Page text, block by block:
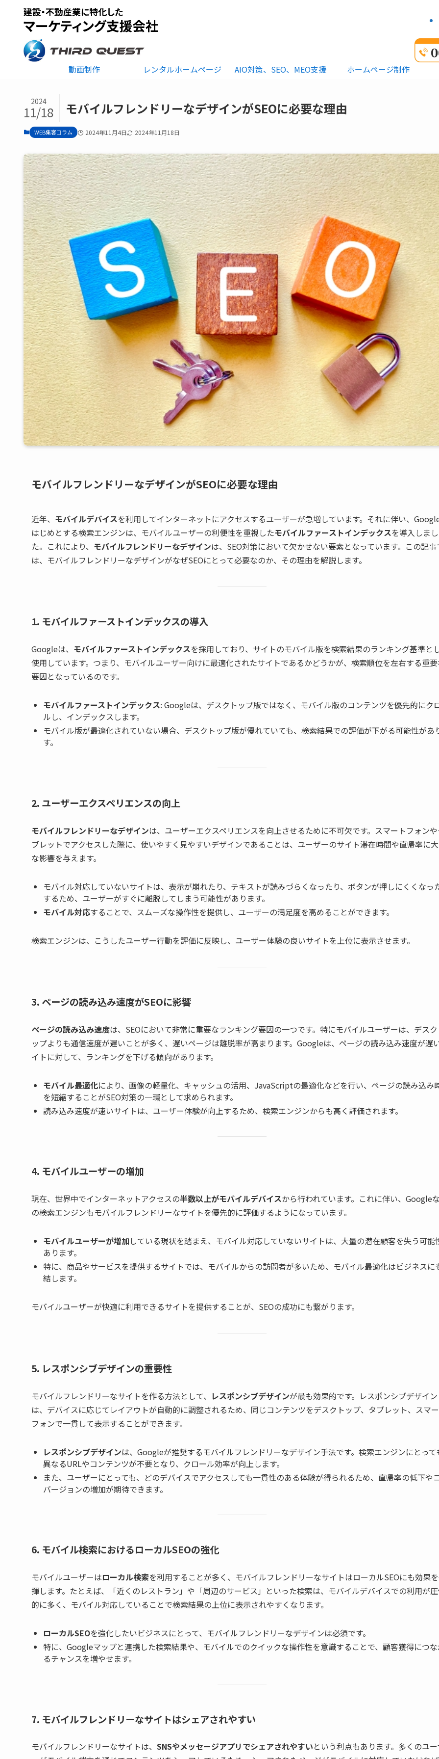
動画制作 レンタルホームページ AIO対策、SEO、MEO支援 ホームページ制作
モバイルフレンドリーなデザインがSEOに必要な理由
2024
11/18
WEB集客コラム 2024年11月4日 2024年11月18日
モバイルフレンドリーなデザインがSEOに必要な理由
近年、 モバイルデバイスを利用してインターネットにアクセスするユーザーが急増しています。それに伴い、
はじめとする検索エンジンは、モバイルユーザーの利便性を重視したモバイルファーストインデックスを導入しまし
た。これにより、 モバイルフレンドリーなデザインは、SEO対策において欠かせない要素となっています。この記事
は、モバイルフレンドリーなデザインがなぜSEOにとって必要なのか、その理由を解説します。
1. モバイルファーストインデックスの導入
Googleは、 モバイルファーストインデックスを採用しており、サイトのモバイル版を検索結果のランキング基準と
使用しています。つまり、モバイルユーザー向けに最適化されたサイトであるかどうかが、検索順位を左右する重
要因となっているのです。
モバイルファーストインデックス: Googleは、デスクトップ版ではなく、モバイル版のコンテンツを優先的にク
ルし、インデックスします。
モバイル版が最適化されていない場合、デスクトップ版が優れていても、検索結果での評価が下がる可能性があ
す。
2. ユーザーエクスペリエンスの向上
モバイルフレンドリーなデザインは、ユーザーエクスペリエンスを向上させるために不可欠です。スマートフォンや
ブレットでアクセスした際に、使いやすく見やすいデザインであることは、ユーザーのサイト滞在時間や直帰率に
な影響を与えます。
モバイル対応していないサイトは、表示が崩れたり、テキストが読みづらくなったり、ボタンが押しにくくなっ
するため、ユーザーがすぐに離脱してしまう可能性があります。
モバイル対応することで、スムーズな操作性を提供し、ユーザーの満足度を高めることができます。
検索エンジンは、こうしたユーザー行動を評価に反映し、ユーザー体験の良いサイトを上位に表示させます。
3. ページの読み込み速度がSEOに影響
ページの読み込み速度は、SEOにおいて非常に重要なランキング要因の一つです。特にモバイルユーザーは、デスク
ップよりも通信速度が遅いことが多く、遅いページは離脱率が高まります。Googleは、ページの読み込み速度が遅
イトに対して、ランキングを下げる傾向があります。
モバイル最適化により、画像の軽量化、キャッシュの活用、JavaScriptの最適化などを行い、ページの読み込み
を短縮することがSEO対策の一環として求められます。
読み込み速度が速いサイトは、ユーザー体験が向上するため、検索エンジンからも高く評価されます。
4. モバイルユーザーの増加
現在、世界中でインターネットアクセスの半数以上がモバイルデバイスから行われています。これに伴い、Google
の検索エンジンもモバイルフレンドリーなサイトを優先的に評価するようになっています。
モバイルユーザーが増加している現状を踏まえ、モバイル対応していないサイトは、大量の潜在顧客を失う可能
あります。
特に、商品やサービスを提供するサイトでは、モバイルからの訪問者が多いため、モバイル最適化はビジネスに
結します。
モバイルユーザーが快適に利用できるサイトを提供することが、SEOの成功にも繋がります。
5. レスポンシブデザインの重要性
モバイルフレンドリーなサイトを作る方法として、 レスポンシブデザインが最も効果的です。レスポンシブデザイン
は、デバイスに応じてレイアウトが自動的に調整されるため、同じコンテンツをデスクトップ、タブレット、スマ
フォンで一貫して表示することができます。
レスポンシブデザインは、Googleが推奨するモバイルフレンドリーなデザイン手法です。検索エンジンにとって
異なるURLやコンテンツが不要となり、クロール効率が向上します。
また、ユーザーにとっても、どのデバイスでアクセスしても一貫性のある体験が得られるため、直帰率の低下や
バージョンの増加が期待できます。
6. モバイル検索におけるローカルSEOの強化
モバイルユーザーはローカル検索を利用することが多く、モバイルフレンドリーなサイトはローカルSEOにも効果
揮します。たとえば、「近くのレストラン」や「周辺のサービス」といった検索は、モバイルデバイスでの利用が
的に多く、モバイル対応していることで検索結果の上位に表示されやすくなります。
ローカルSEOを強化したいビジネスにとって、モバイルフレンドリーなデザインは必須です。
特に、Googleマップと連携した検索結果や、モバイルでのクイックな操作性を意識することで、顧客獲得につ
るチャンスを増やせます。
7. モバイルフレンドリーなサイトはシェアされやすい
モバイルフレンドリーなサイトは、 SNSやメッセージアプリでシェアされやすいという利点もあります。多くのユ